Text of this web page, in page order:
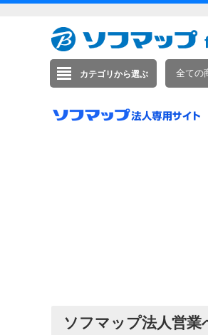
カテゴリから選ぶ 全ての
ソフマップ法人営